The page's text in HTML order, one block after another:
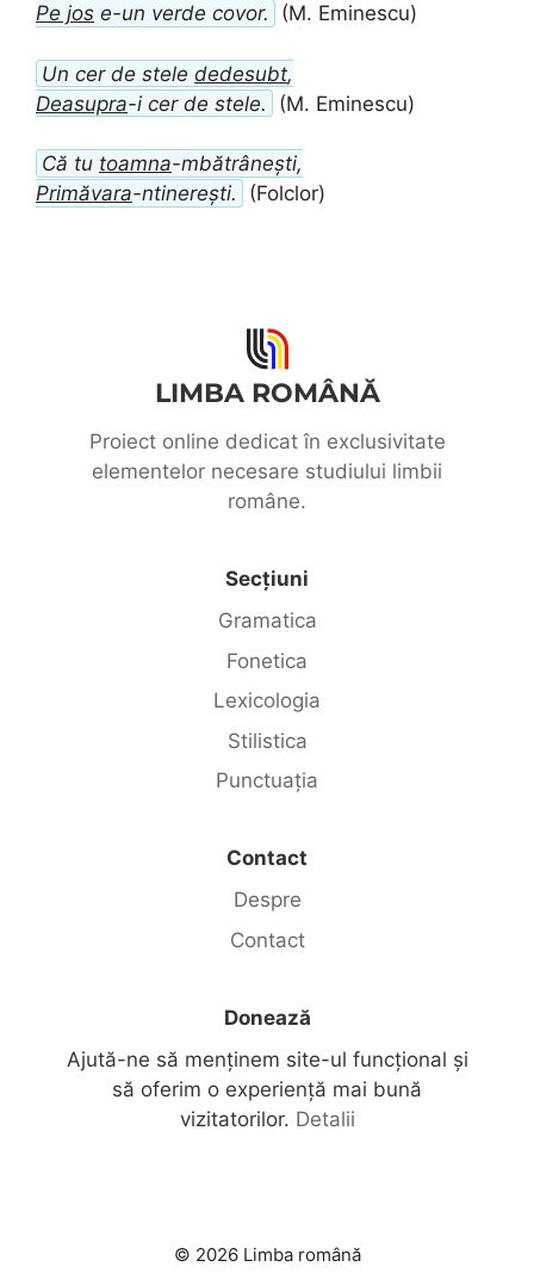
Pe jos e-un verde covor. (M. Eminescu)
Un cer de stele dedesubt,
Deasupra-i cer de stele. (M. Eminescu)
Că tu toamna-mbătrânești,
Primăvara-ntinerești. (Folclor)
LIMBA ROMÂNĂ
Proiect online dedicat în exclusivitate
elementelor necesare studiului limbii
române.
Secțiuni
Gramatica
Fonetica
Lexicologia
Stilistica
Punctuația
Contact
Despre
Contact
Donează
Ajută-ne să menținem site-ul funcțional și
să oferim o experiență mai bună
vizitatorilor. Detalii
© 2026 Limba română